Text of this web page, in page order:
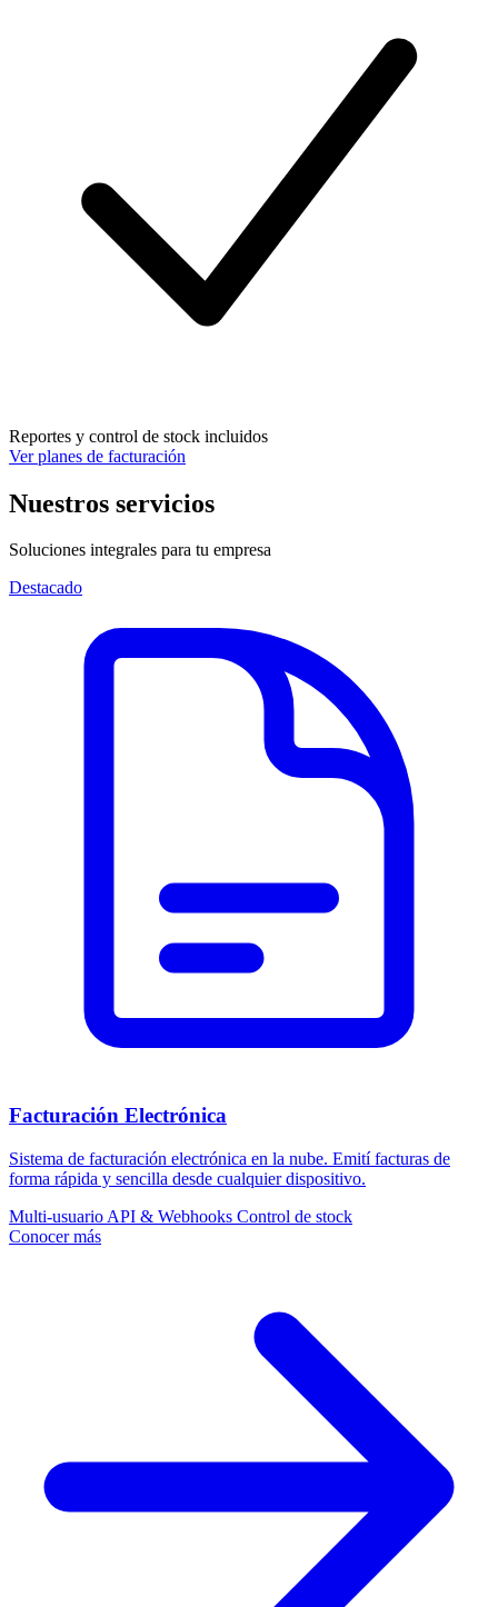
Reportes y control de stock incluidos
Ver planes de facturación
Nuestros servicios
Soluciones integrales para tu empresa
Destacado
Facturación Electrónica
Sistema de facturación electrónica en la nube. Emití facturas de
forma rápida y sencilla desde cualquier dispositivo.
Multi-usuario API & Webhooks Control de stock
Conocer más